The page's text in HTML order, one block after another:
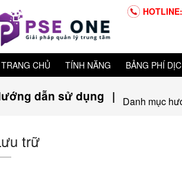
TRANG CHỦ TÍNH NĂNG BẢNG PHÍ
dẫn sử dụng | Danh mục
trữ